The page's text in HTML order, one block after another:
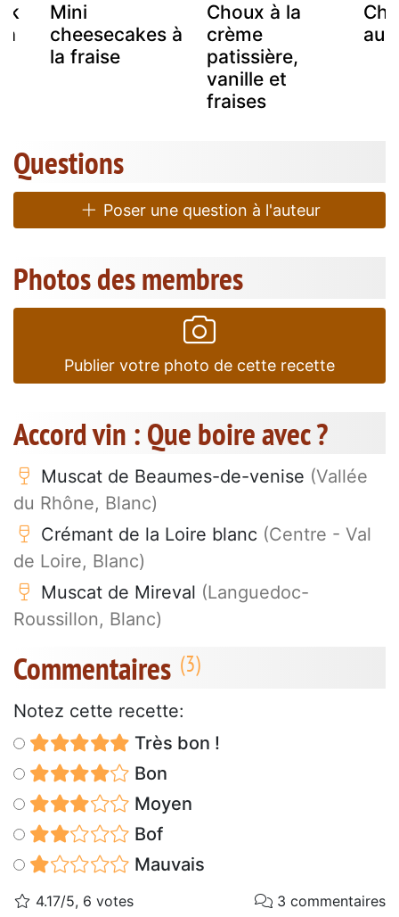
à
Mini
cheesecakes à
la fraise
Choux à la
crème
patissière,
vanille et
fraises
Questions
Poser une question à l'auteur
Photos des membres
Publier votre photo de cette recette
Accord vin : Que boire avec ?
Muscat de Beaumes-de-venise (Vallée
du Rhône, Blanc)
Crémant de la Loire blanc (Centre - Val
de Loire, Blanc)
Muscat de Mireval (Languedoc-
Roussillon, Blanc)
Commentaires
Notez cette recette:
Très bon !
Bon
Moyen
Bof
Mauvais
4.17/5, 6 votes 3 commentaires